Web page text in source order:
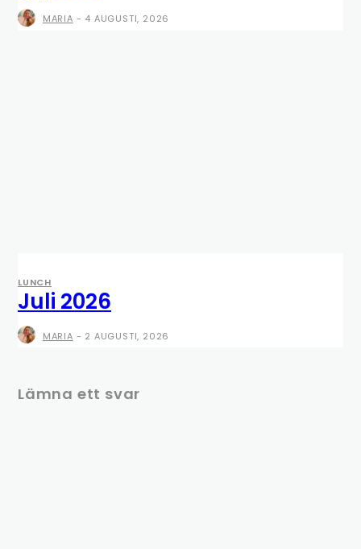
MARIA - 4 AUGUSTI, 2026
LUNCH
Juli 2026
MARIA - 2 AUGUSTI, 2026
Lämna ett svar